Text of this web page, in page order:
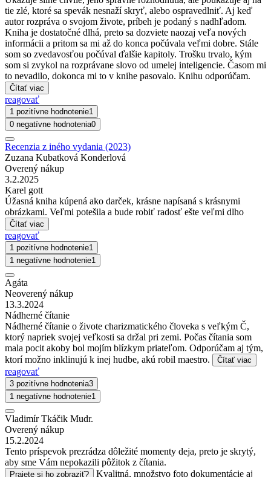
tie zlé, ktoré sa spevák nesnaží skryť, alebo ospravedlniť. Aj keď
autor rozpráva o svojom živote, príbeh je podaný s nadhľadom.
Kniha je dostatočné dlhá, preto sa dozviete naozaj veľa nových
informácii a pritom sa mi až do konca počúvala veľmi dobre. Stále
som so zvedavosťou počúval ďalšie kapitoly. Trošku trvalo, kým
som si zvykol na rozprávane slovo od umelej inteligencie. Časom mi
to nevadilo, dokonca mi to v knihe pasovalo. Knihu odporúčam.
Čítať viac
reagovať
1 pozitívne hodnotenie1
0 negatívne hodnotenia0
Recenzia z iného vydania (2023)
Zuzana Kubatková Konderlová
Overený nákup
3.2.2025
Karel gott
Úžasná kniha kúpená ako darček, krásne napísaná s krásnymi
obrázkami. Veľmi potešila a bude robiť radosť ešte veľmi dlho
Čítať viac
reagovať
1 pozitívne hodnotenie1
1 negatívne hodnotenie1
Agáta
Neoverený nákup
13.3.2024
Nádherné čítanie
Nádherné čítanie o živote charizmatického človeka s veľkým Č,
ktorý napriek svojej veľkosti sa držal pri zemi. Počas čítania som
mala pocit akoby bol mojím blízkym priateľom. Odporúčam aj tým,
ktorí možno inklinujú k inej hudbe, akú robil maestro.
Čítať viac
reagovať
3 pozitívne hodnotenia3
1 negatívne hodnotenie1
Vladimír Tkáčik Mudr.
Overený nákup
15.2.2024
Tento príspevok prezrádza dôležité momenty deja, preto je skrytý,
aby sme Vám nepokazili pôžitok z čítania.
Prajete si ho zobraziť? Kvalitná, množstvo foto dokumentácie aj